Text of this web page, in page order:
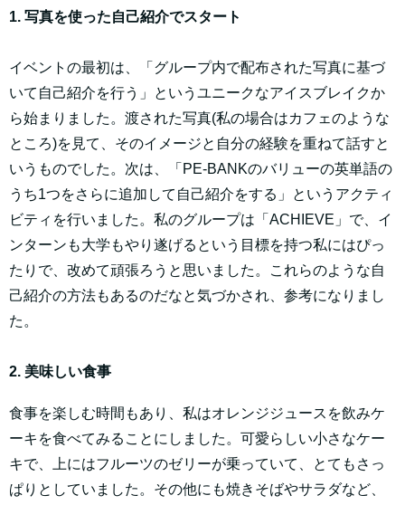
1. 写真を使った自己紹介でスタート
イベントの最初は、「グループ内で配布された写真に基づ
いて自己紹介を行う」というユニークなアイスブレイクか
ら始まりました。渡された写真(私の場合はカフェのような
ところ)を見て、そのイメージと自分の経験を重ねて話すと
いうものでした。次は、「PE-BANKのバリューの英単語の
うち1つをさらに追加して自己紹介をする」というアクティ
ビティを行いました。私のグループは「ACHIEVE」で、イ
ンターンも大学もやり遂げるという目標を持つ私にはぴっ
たりで、改めて頑張ろうと思いました。これらのような自
己紹介の方法もあるのだなと気づかされ、参考になりまし
た。
2. 美味しい食事
食事を楽しむ時間もあり、私はオレンジジュースを飲みケ
ーキを食べてみることにしました。可愛らしい小さなケー
キで、上にはフルーツのゼリーが乗っていて、とてもさっ
ぱりとしていました。その他にも焼きそばやサラダなど、